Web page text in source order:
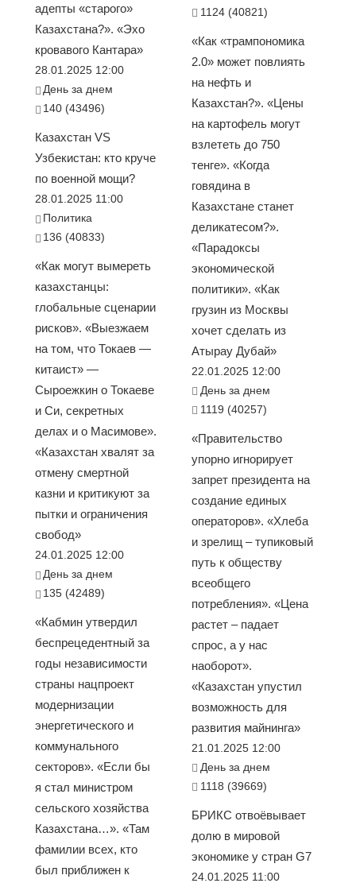
адепты «старого»
Казахстана?». «Эхо
кровавого Кантара»
28.01.2025 12:00
День за днем
140 (43496)
Казахстан VS
Узбекистан: кто круче
по военной мощи?
28.01.2025 11:00
Политика
136 (40833)
«Как могут вымереть
казахстанцы:
глобальные сценарии
рисков». «Выезжаем
на том, что Токаев —
китаист» —
Сыроежкин о Токаеве
и Си, секретных
делах и о Масимове».
«Казахстан хвалят за
отмену смертной
казни и критикуют за
пытки и ограничения
свобод»
24.01.2025 12:00
День за днем
135 (42489)
«Кабмин утвердил
беспрецедентный за
годы независимости
страны нацпроект
модернизации
энергетического и
коммунального
секторов». «Если бы
я стал министром
сельского хозяйства
Казахстана…». «Там
фамилии всех, кто
был приближен к
1124 (40821)
«Как «трампономика
2.0» может повлиять
на нефть и
Казахстан?». «Цены
на картофель могут
взлететь до 750
тенге». «Когда
говядина в
Казахстане станет
деликатесом?».
«Парадоксы
экономической
политики». «Как
грузин из Москвы
хочет сделать из
Атырау Дубай»
22.01.2025 12:00
День за днем
1119 (40257)
«Правительство
упорно игнорирует
запрет президента на
создание единых
операторов». «Хлеба
и зрелищ – тупиковый
путь к обществу
всеобщего
потребления». «Цена
растет – падает
спрос, а у нас
наоборот».
«Казахстан упустил
возможность для
развития майнинга»
21.01.2025 12:00
День за днем
1118 (39669)
БРИКС отвоёвывает
долю в мировой
экономике у стран G7
24.01.2025 11:00